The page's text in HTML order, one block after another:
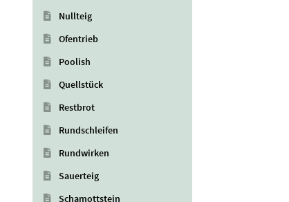
Nullteig
Ofentrieb
Poolish
Quellstück
Restbrot
Rundschleifen
Rundwirken
Sauerteig
Schamottstein